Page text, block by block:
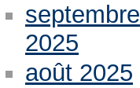
septembre
2025
août 2025